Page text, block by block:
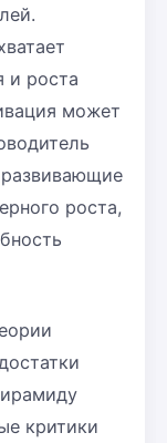
и роста
может
роста,
критики